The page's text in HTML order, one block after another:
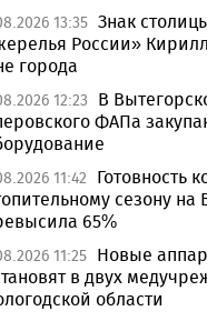
13:35 Знак
России»
города
12:23
В
ФАПа
11:42
Готовность
сезону на
65%
11:25 Новые
в двух
области